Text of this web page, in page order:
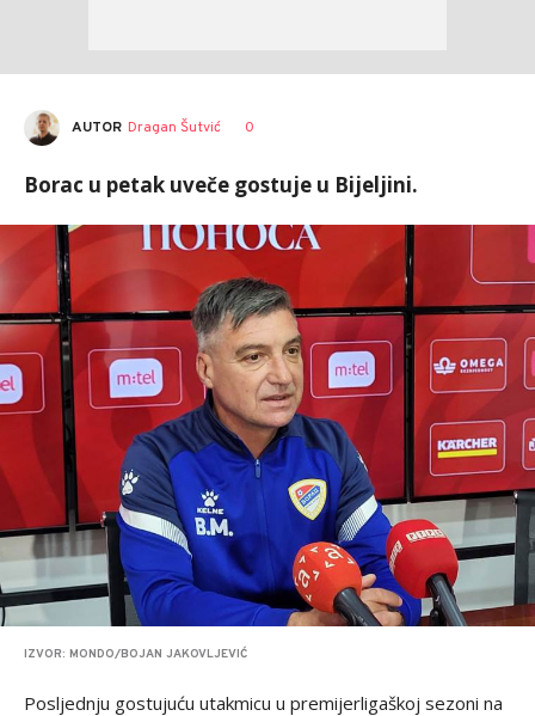
AUTOR Dragan Šutvić 0
Borac u petak uveče gostuje u Bijeljini.
IZVOR: MONDO/BOJAN JAKOVLJEVIĆ
Posljednju gostujuću utakmicu u premijerligaškoj sezoni na